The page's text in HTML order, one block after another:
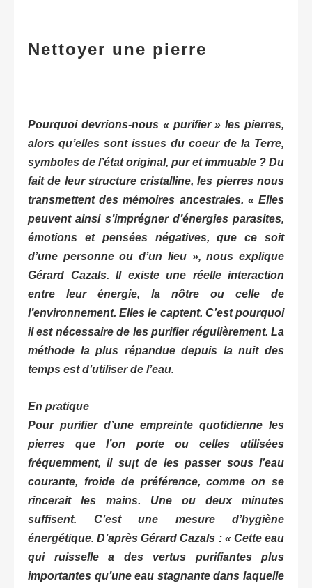
Nettoyer une pierre
Pourquoi devrions-nous « purifier » les pierres,
alors qu’elles sont issues du coeur de la Terre,
symboles de l’état original, pur et immuable ? Du
fait de leur structure cristalline, les pierres nous
transmettent des mémoires ancestrales. « Elles
peuvent ainsi s’imprégner d’énergies parasites,
émotions et pensées négatives, que ce soit
d’une personne ou d’un lieu », nous explique
Gérard Cazals. Il existe une réelle interaction
entre leur énergie, la nôtre ou celle de
l’environnement. Elles le captent. C’est pourquoi
il est nécessaire de les purifier régulièrement. La
méthode la plus répandue depuis la nuit des
temps est d’utiliser de l’eau.
En pratique
Pour purifier d’une empreinte quotidienne les
pierres que l’on porte ou celles utilisées
fréquemment, il su¡t de les passer sous l’eau
courante, froide de préférence, comme on se
rincerait les mains. Une ou deux minutes
suffisent. C’est une mesure d’hygiène
énergétique. D’après Gérard Cazals : « Cette eau
qui ruisselle a des vertus purifiantes plus
importantes qu’une eau stagnante dans laquelle